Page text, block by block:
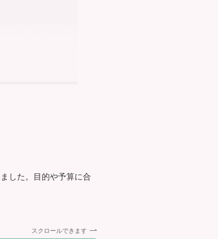
した。目的や予算に合
スクロールできます